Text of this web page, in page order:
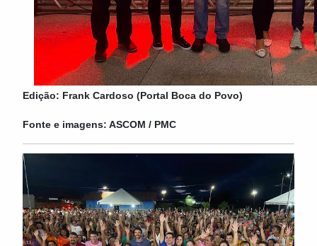
Edição: Frank Cardoso (Portal Boca do Povo)
Fonte e imagens: ASCOM / PMC